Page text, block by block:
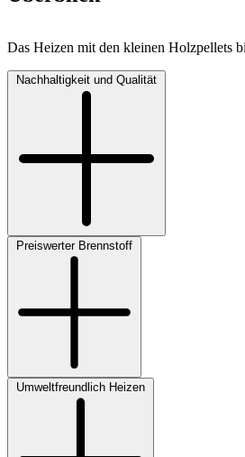
Das Heizen mit den kleinen Holzpellets
Nachhaltigkeit und Qualität
Preiswerter Brennstoff
Umweltfreundlich Heizen